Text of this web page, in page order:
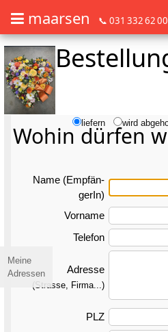
Barrierefrei Blumen bestellen mit
maarsen 📞 031 332 62 00
Barrierefrei Blumen bestellen mit
Wohin dürfen
Name (Emp­fän­
gerIn)
Vorname
Telefon
Adresse
(Strasse, Firma...)
PLZ
liefern wird
Meine
Adressen